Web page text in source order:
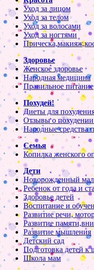
Уход за лицом
Уход за телом
Уход за волосами
Уход за ногтями
Здоровье
Женское здоровье
Народная медицина
Правильное питание
Похудей!
Диеты для
Отзывы о похудении
Народные средства
Семья
Копилка женского
Дети
Новорожденный
Ребенок от года и
Здоровье детей
Воспитание и
Развитие речи,
Развитие
Развитие мышления
Детский сад
Подготовка детей к
Школа мам